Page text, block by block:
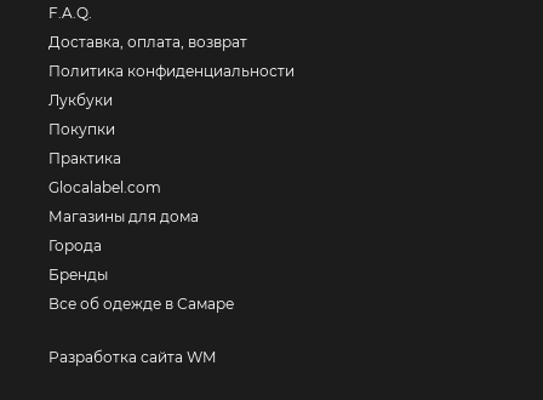
F.A.Q.
Доставка, оплата, возврат
Политика конфиденциальности
Лукбуки
Покупки
Практика
Glocalabel.com
Магазины для дома
Города
Бренды
Все об одежде в Самаре
Разработка сайта WM